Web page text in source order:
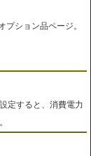
ション品ページ。
定すると、消費電力